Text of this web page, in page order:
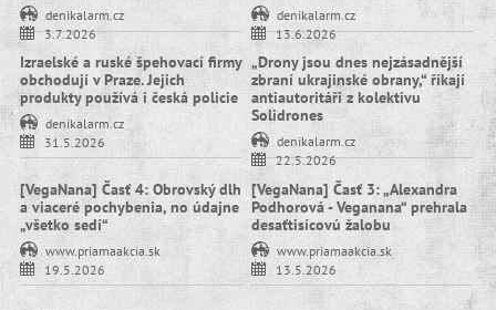
denikalarm.cz
3.7.2026
denikalarm.cz
13.6.2026
Izraelské a ruské špehovací firmy
obchodují v Praze. Jejich
produkty používá i česká policie
denikalarm.cz
31.5.2026
„Drony jsou dnes nejzásadnější
zbraní ukrajinské obrany,“ říkají
antiautoritáři z kolektivu
Solidrones
denikalarm.cz
22.5.2026
[VegaNana] Časť 4: Obrovský dlh
a viaceré pochybenia, no údajne
„všetko sedí“
www.priamaakcia.sk
19.5.2026
[VegaNana] Časť 3: „Alexandra
Podhorová - Veganana“ prehrala
desaťtisícovú žalobu
www.priamaakcia.sk
13.5.2026